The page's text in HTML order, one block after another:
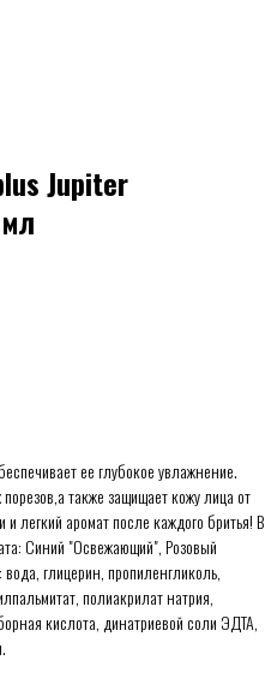
Jupiter
ее глубокое увлажнение.
также защищает кожу лица от
легкий аромат после каждого бритья! В
Синий "Освежающий", Розовый
глицерин, пропиленгликоль,
полиакрилат натрия,
кислота, динатриевой соли ЭДТА,